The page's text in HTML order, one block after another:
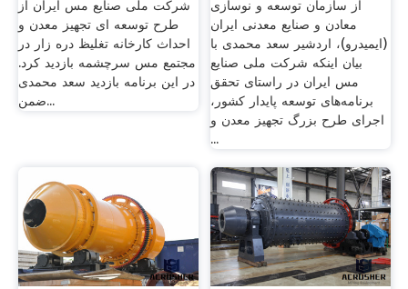
شرکت ملی صنایع مس ایران از
طرح توسعه‌ ای تجهیز معدن و
احداث کارخانه تغلیظ دره‌ زار در
مجتمع مس سرچشمه بازدید کرد.
در این برنامه بازدید سعد محمدی
ضمن...
از سازمان توسعه و نوسازی
معادن و صنایع معدنی ایران
(ایمیدرو)، اردشیر سعد محمدی با
بیان اینکه شرکت ملی صنایع
مس ایران در راستای تحقق
برنامه‌های توسعه پایدار کشور،
اجرای طرح بزرگ تجهیز معدن و
...